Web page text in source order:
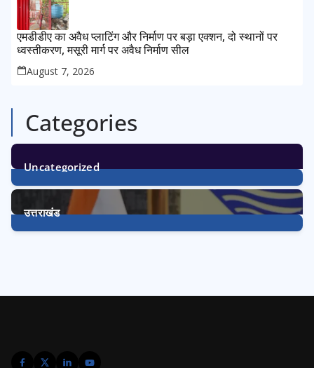
एमडीडीए का अवैध प्लाटिंग और निर्माण पर बड़ा एक्शन, दो स्थानों पर
ध्वस्तीकरण, मसूरी मार्ग पर अवैध निर्माण सील
August 7, 2026
Categories
Uncategorized
1Post
उत्तराखंड